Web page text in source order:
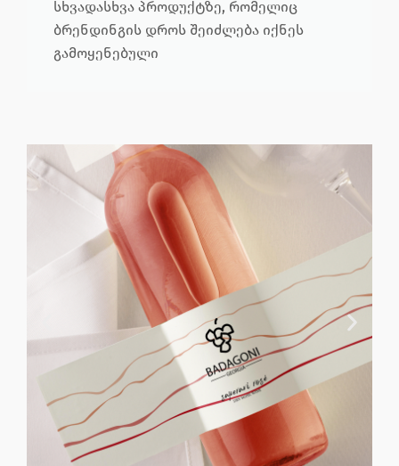
სხვადასხვა პროდუქტზე, რომელიც
ბრენდინგის დროს შეიძლება იქნეს
გამოყენებული